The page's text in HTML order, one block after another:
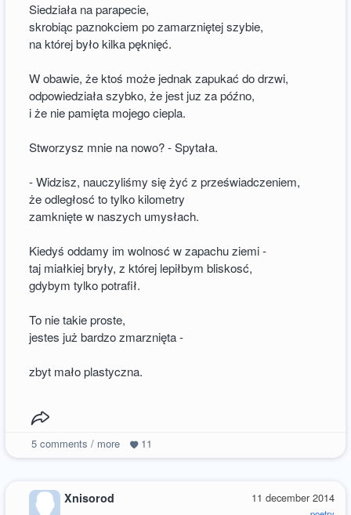
Siedziała na parapecie,
skrobiąc paznokciem po zamarzniętej szybie,
na której było kilka pęknięć.
W obawie, że ktoś może jednak zapukać do drzwi,
odpowiedziała szybko, że jest juz za późno,
i że nie pamięta mojego ciepla.
Stworzysz mnie na nowo? - Spytała.
- Widzisz, nauczyliśmy się żyć z przeświadczeniem,
że odległosć to tylko kilometry
zamknięte w naszych umysłach.
Kiedyś oddamy im wolnosć w zapachu ziemi -
taj miałkiej bryły, z której lepiłbym bliskosć,
gdybym tylko potrafił.
To nie takie proste,
jestes już bardzo zmarznięta -
zbyt mało plastyczna.
5comments / more 11
11 december 2014
Xnisorod